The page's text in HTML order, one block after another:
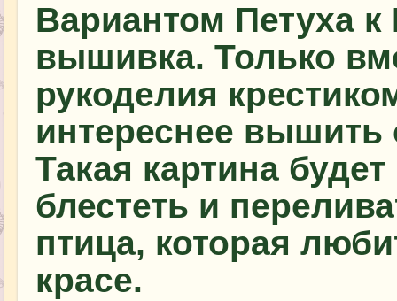
Вариантом Петуха к
вышивка. Только
рукоделия
интереснее вышить
Такая картина
блестеть и
птица, которая
красе.